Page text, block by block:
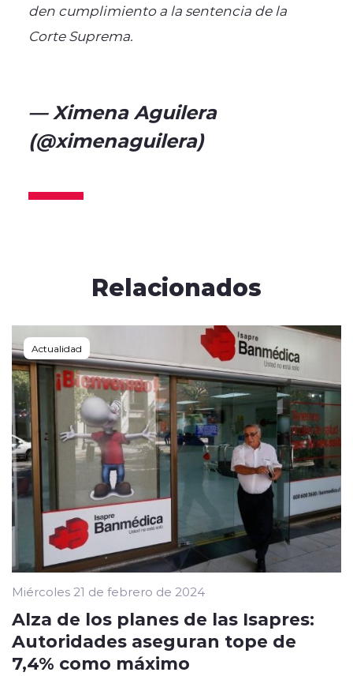
den cumplimiento a la sentencia de la
Corte Suprema.
— Ximena Aguilera
(@ximenaguilera)
Relacionados
Actualidad
Miércoles 21 de febrero de 2024
Alza de los planes de las Isapres:
Autoridades aseguran tope de
7,4% como máximo